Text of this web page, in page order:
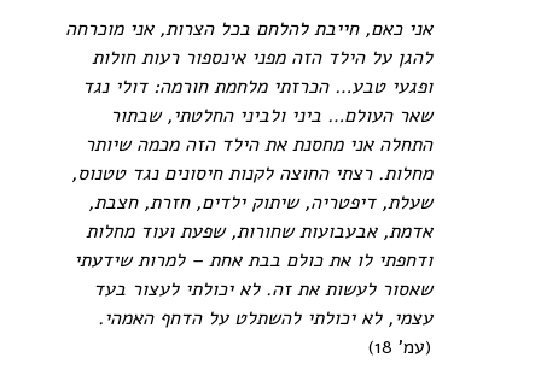
אני כאם, חייבת להלחם בכל הצרות, אני מוכרחה
להגן על הילד הזה מפני אינספור רעות חולות
ופגעי טבע… הכרזתי מלחמת חורמה: דולי נגד
שאר העולם… ביני ולביני החלטתי, שבתור
התחלה אני מחסנת את הילד הזה מכמה שיותר
מחלות. רצתי החוצה לקנות חיסונים נגד טטנוס,
שעלת, דיפטריה, שיתוק ילדים, חזרת, חצבת,
אדמת, אבעבועות שחורות, שפעת ועוד מחלות
ודחפתי לו את כולם בבת אחת – למרות שידעתי
שאסור לעשות את זה. לא יכולתי לעצור בעד
עצמי, לא יכולתי להשתלט על הדחף האמהי.
(עמ' 18)